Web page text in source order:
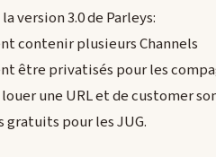
version 3.0 de Parleys:
contenir plusieurs Channels
être privatisés pour les
une URL et de customer
gratuits pour les JUG.